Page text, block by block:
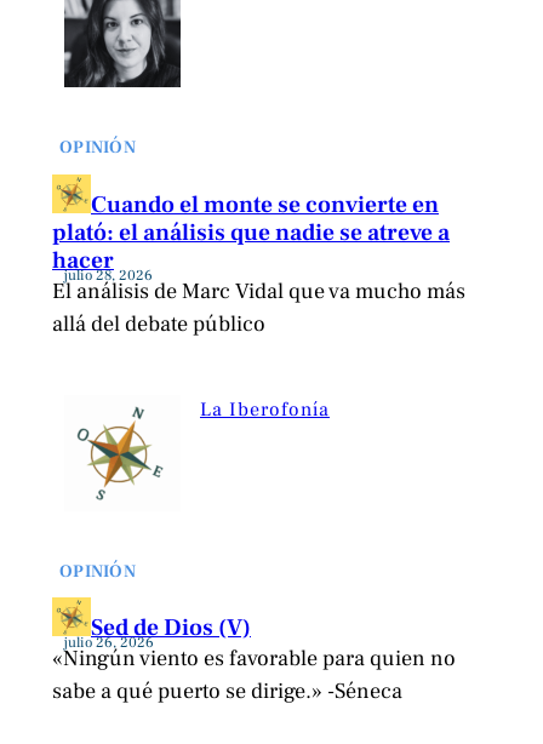
OPINIÓN
Cuando el monte se convierte en
plató: el análisis que nadie se atreve a
hacer
julio 28, 2026
El análisis de Marc Vidal que va mucho más
allá del debate público
La Iberofonía
OPINIÓN
Sed de Dios (V)
julio 26, 2026
«Ningún viento es favorable para quien no
sabe a qué puerto se dirige.» -Séneca